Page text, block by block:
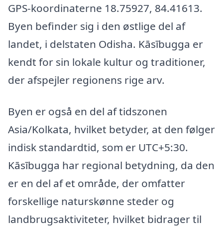
GPS-koordinaterne 18.75927, 84.41613.
Byen befinder sig i den østlige del af
landet, i delstaten Odisha. Kāsībugga er
kendt for sin lokale kultur og traditioner,
der afspejler regionens rige arv.
Byen er også en del af tidszonen
Asia/Kolkata, hvilket betyder, at den følger
indisk standardtid, som er UTC+5:30.
Kāsībugga har regional betydning, da den
er en del af et område, der omfatter
forskellige naturskønne steder og
landbrugsaktiviteter, hvilket bidrager til